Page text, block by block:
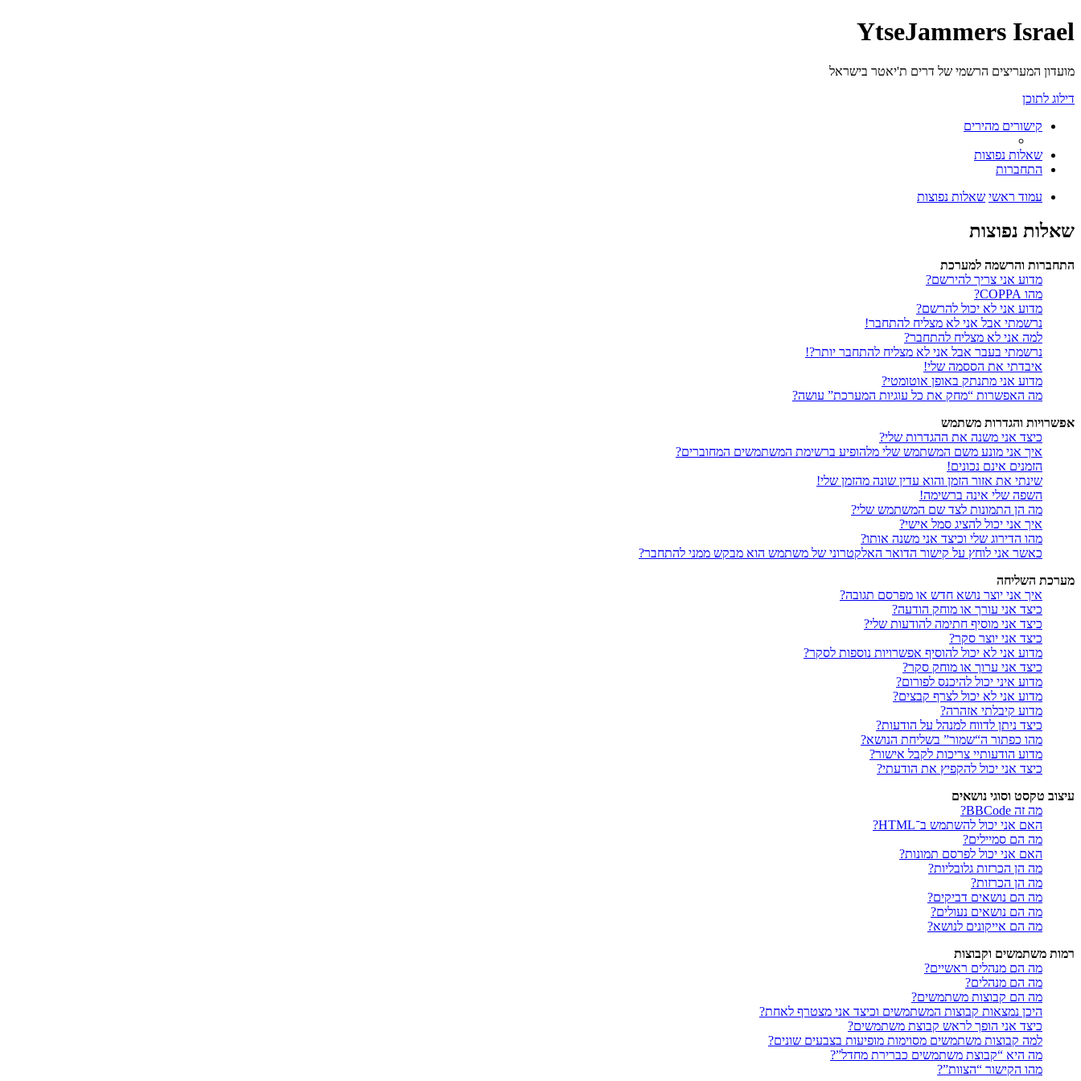
YtseJammers Israel
מועדון המעריצים הרשמי של דרים ת'יאטר בישראל
דילוג לתוכן
קישורים מהירים
שאלות נפוצות
התחברות
עמוד ראשי שאלות נפוצות
שאלות נפוצות
התחברות והרשמה למערכת
מדוע אני צריך להירשם?
מהו COPPA?
מדוע אני לא יכול להרשם?
נרשמתי אבל אני לא מצליח להתחבר!
למה אני לא מצליח להתחבר?
נרשמתי בעבר אבל אני לא מצליח להתחבר יותר?!
איבדתי את הססמה שלי!
מדוע אני מתנתק באופן אוטומטי?
מה האפשרות “מחק את כל עוגיות המערכת” עושה?
אפשרויות והגדרות משתמש
כיצד אני משנה את ההגדרות שלי?
איך אני מונע משם המשתמש שלי מלהופיע ברשימת המשתמשים המחוברים?
הזמנים אינם נכונים!
שינתי את אזור הזמן והוא עדין שונה מהזמן שלי!
השפה שלי אינה ברשימה!
מה הן התמונות לצד שם המשתמש שלי?
איך אני יכול להציג סמל אישי?
מהו הדירוג שלי וכיצד אני משנה אותו?
כאשר אני לוחץ על קישור הדואר האלקטרוני של משתמש הוא מבקש ממני להתחבר?
מערכת השליחה
איך אני יוצר נושא חדש או מפרסם תגובה?
כיצד אני עורך או מוחק הודעה?
כיצד אני מוסיף חתימה להודעות שלי?
כיצד אני יוצר סקר?
מדוע אני לא יכול להוסיף אפשרויות נוספות לסקר?
כיצד אני ערוך או מוחק סקר?
מדוע איני יכול להיכנס לפורום?
מדוע אני לא יכול לצרף קבצים?
מדוע קיבלתי אזהרה?
כיצד ניתן לדווח למנהל על הודעות?
מהו כפתור ה“שמור” בשליחת הנושא?
מדוע הודעותיי צריכות לקבל אישור?
כיצד אני יכול להקפיץ את הודעתי?
עיצוב טקסט וסוגי נושאים
מה זה BBCode?
האם אני יכול להשתמש ב־HTML?
מה הם סמיילים?
האם אני יכול לפרסם תמונות?
מה הן הכרזות גלובליות?
מה הן הכרזות?
מה הם נושאים דביקים?
מה הם נושאים נעולים?
מה הם אייקונים לנושא?
רמות משתמשים וקבוצות
מה הם מנהלים ראשיים?
מה הם מנהלים?
מה הם קבוצות משתמשים?
היכן נמצאות קבוצות המשתמשים וכיצד אני מצטרף לאחת?
כיצד אני הופך לראש קבוצת משתמשים?
למה קבוצות משתמשים מסוימות מופיעות בצבעים שונים?
מה היא “קבוצת משתמשים כברירת מחדל”?
מהו הקישור “הצוות”?